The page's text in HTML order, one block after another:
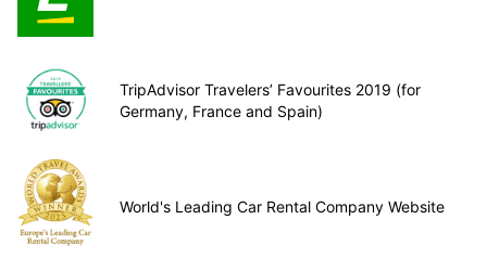
TripAdvisor Travelers’ Favourites 2019 (for
Germany, France and Spain)
World's Leading Car Rental Company Website